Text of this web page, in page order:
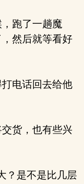
跑了一趟魔
然后就等看好
电话回去给他
货，也有些兴
？是不是比几层